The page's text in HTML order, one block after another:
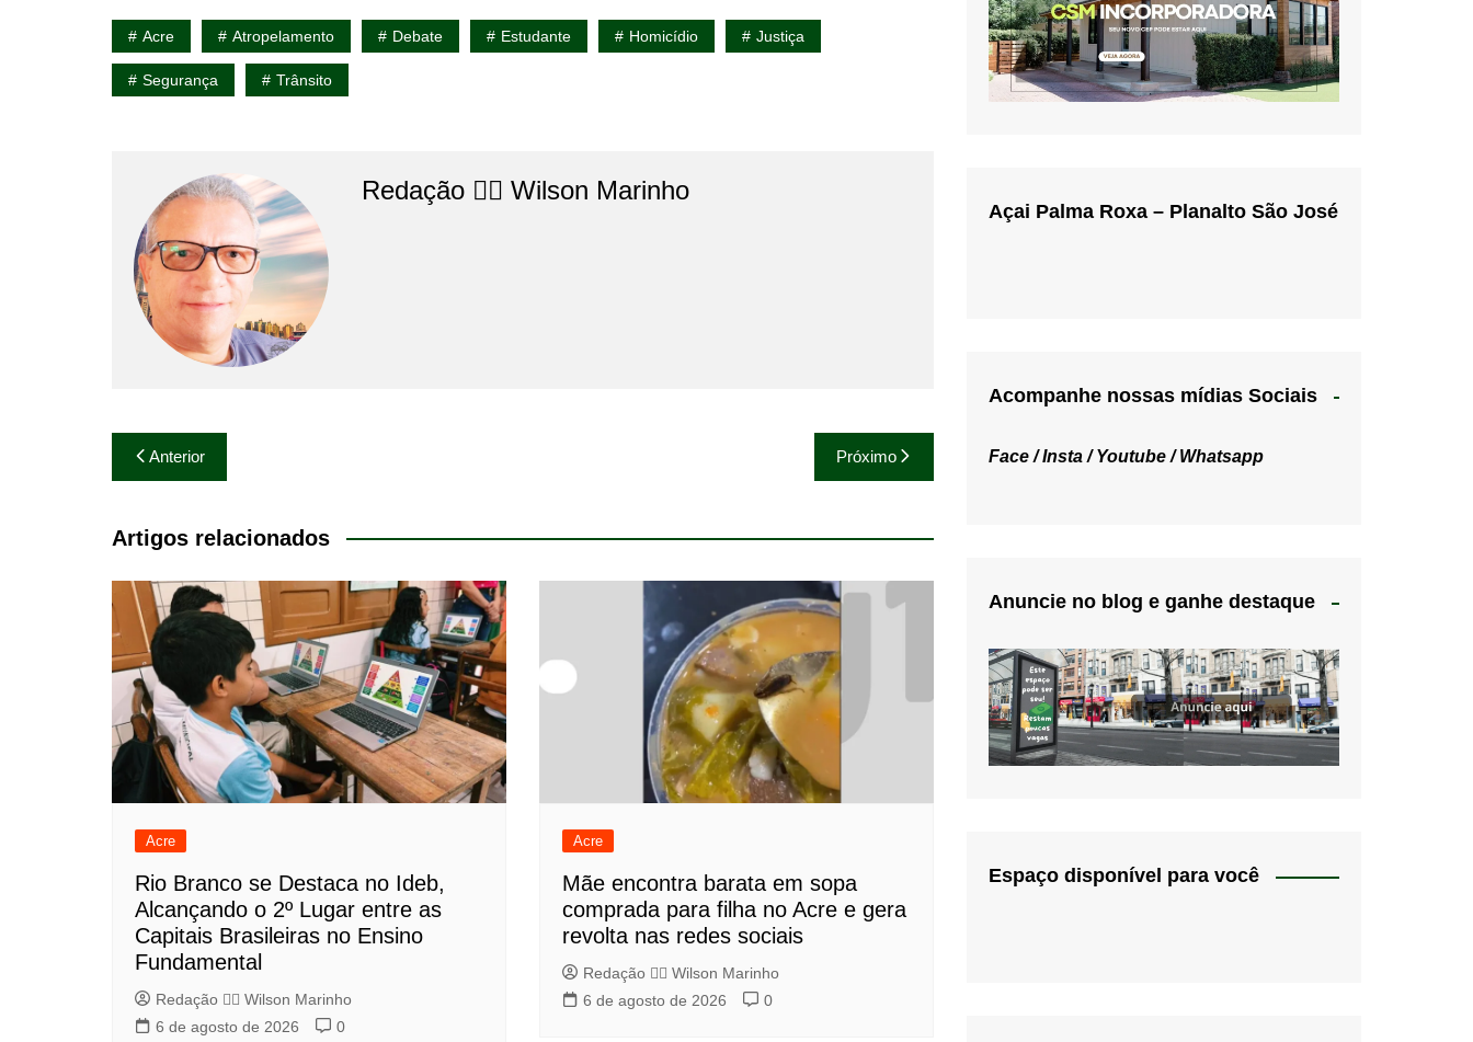
Acre Atropelamento Debate Estudante Homicídio Justiça
Segurança Trânsito
Redação 👨‍⚖️​ Wilson Marinho
Navegação
de
Post
Anterior Próximo
Artigos relacionados
Acre
Rio Branco se Destaca no Ideb,
Alcançando o 2º Lugar entre as
Capitais Brasileiras no Ensino
Fundamental
Redação 👨‍⚖️​ Wilson Marinho
6 de agosto de 2026
0
Acre
Mãe encontra barata em sopa
comprada para filha no Acre e gera
revolta nas redes sociais
Redação 👨‍⚖️​ Wilson Marinho
6 de agosto de 2026
0
Açai Palma Roxa – Planalto São José
Acompanhe nossas mídias Sociais
Face /Insta /Youtube /Whatsapp
Anuncie no blog e ganhe destaque
Espaço disponível para você